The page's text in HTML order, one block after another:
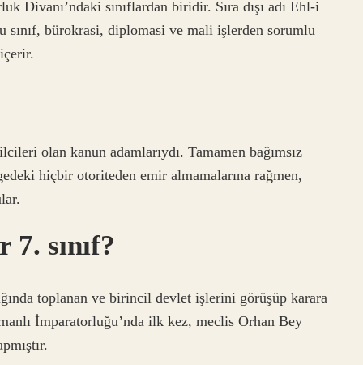
sınıf, bürokrasi, diplomasi ve mali işlerden sorumlu
olan kanun adamlarıydı. Tamamen bağımsız
hiçbir otoriteden emir almamalarına rağmen,
sınıf?
toplanan ve birincil devlet işlerini görüşüp karara
İmparatorluğu’nda ilk kez, meclis Orhan Bey